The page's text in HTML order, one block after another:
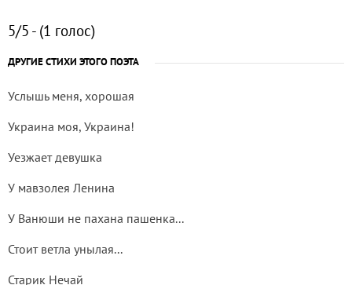
5/5 - (1 голос)
ДРУГИЕ СТИХИ ЭТОГО ПОЭТА
Услышь меня, хорошая
Украина моя, Украина!
Уезжает девушка
У мавзолея Ленина
У Ванюши не пахана пашенка...
Стоит ветла унылая...
Старик Нечай